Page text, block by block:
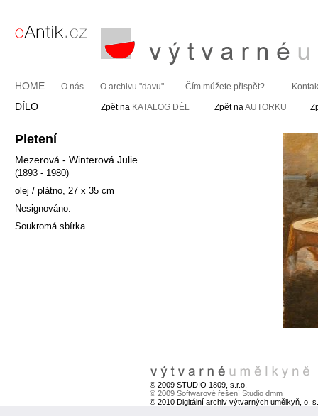
HOME O nás O archivu "davu" Čím můžete přispět?
DÍLO Zpět na KATALOG DĚL Zpět naAUTORKU
Pletení
Mezerová - Winterová Julie
(1893 - 1980)
olej / plátno, 27 x 35 cm
Nesignováno.
Soukromá sbírka
© 2009 STUDIO 1809, s.r.o.
© 2009 Softwarové řešení Studio dmm
© 2010 Digitální archiv výtvarných umělkyň, o. s.